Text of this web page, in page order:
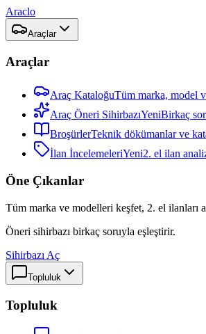
Araclo
Araçlar
Araçlar
Araç KataloğuTüm marka, model
Araç Öneri SihirbazıYeniBirkaç
BroşürlerTeknik dökümanlar ve
İlan İncelemeleriYeni2. el ilan
Öne Çıkanlar
Tüm marka ve modelleri keşfet, 2. el ilanları
Öneri sihirbazı birkaç soruyla eşleştirir.
Sihirbazı Aç
Topluluk
Topluluk